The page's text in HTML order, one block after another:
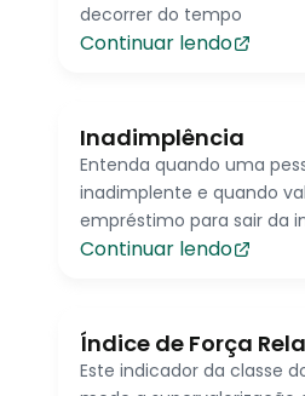
decorrer do tempo
Continuar lendo
Inadimplência
Entenda quando uma
inadimplente e quando
empréstimo para sair da
Continuar lendo
Índice de Força
Este indicador da classe